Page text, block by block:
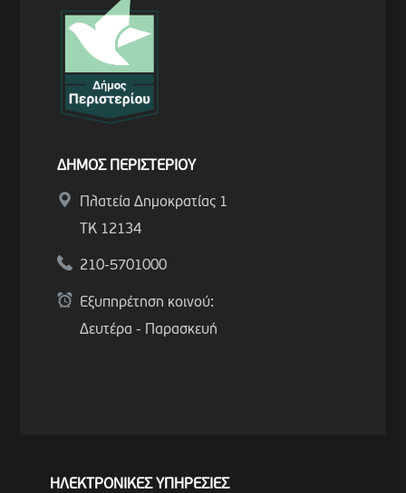
ΔΗΜΟΣ ΠΕΡΙΣΤΕΡΙΟΥ
Πλατεία Δημοκρατίας 1
ΤΚ 12134
210-5701000
Εξυπηρέτηση κοινού:
Δευτέρα - Παρασκευή
ΗΛΕΚΤΡΟΝΙΚΕΣ ΥΠΗΡΕΣΙΕΣ